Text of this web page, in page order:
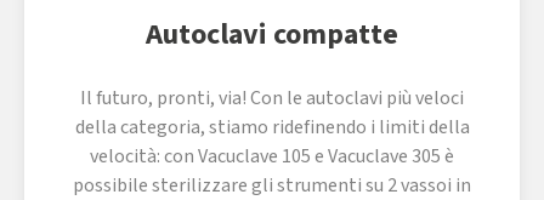
Autoclavi compatte
Il futuro, pronti, via! Con le autoclavi più veloci
della categoria, stiamo ridefinendo i limiti della
velocità: con Vacuclave 105 e Vacuclave 305 è
possibile sterilizzare gli strumenti su 2 vassoi in